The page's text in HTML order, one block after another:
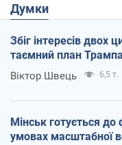
Думки
Збіг інтересів двох
таємний план Трампа
Віктор Швець 6,5 т.
Мінськ готується до
умовах масштабної